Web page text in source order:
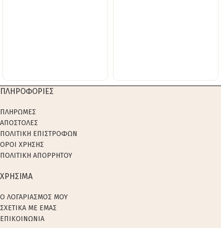
ΠΛΗΡΟΦΟΡΙΕΣ
ΠΛΗΡΩΜΕΣ
ΑΠΟΣΤΟΛΕΣ
ΠΟΛΙΤΙΚΗ ΕΠΙΣΤΡΟΦΩΝ
ΟΡΟΙ ΧΡΗΣΗΣ
ΠΟΛΙΤΙΚΗ ΑΠΟΡΡΗΤΟΥ
ΧΡΗΣΙΜΑ
Ο ΛΟΓΑΡΙΑΣΜΟΣ ΜΟΥ
ΣΧΕΤΙΚΑ ΜΕ ΕΜΑΣ
ΕΠΙΚΟΙΝΩΝΙΑ